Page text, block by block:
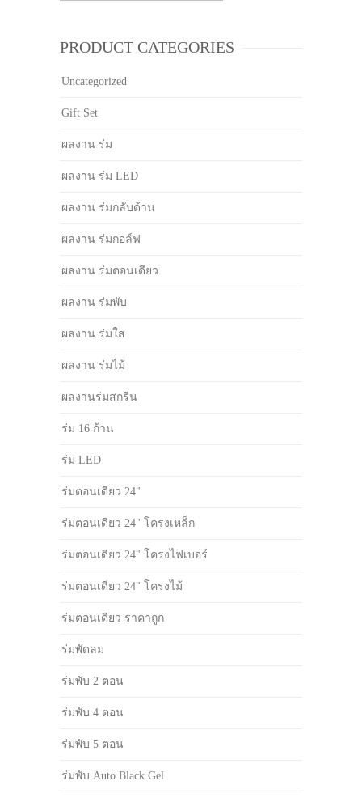
PRODUCT CATEGORIES
Uncategorized
Gift Set
ผลงาน ร่ม
ผลงาน ร่ม LED
ผลงาน ร่มกลับด้าน
ผลงาน ร่มกอล์ฟ
ผลงาน ร่มตอนเดียว
ผลงาน ร่มพับ
ผลงาน ร่มใส
ผลงาน ร่มไม้
ผลงานร่มสกรีน
ร่ม 16 ก้าน
ร่ม LED
ร่มตอนเดียว 24"
ร่มตอนเดียว 24" โครงเหล็ก
ร่มตอนเดียว 24" โครงไฟเบอร์
ร่มตอนเดียว 24" โครงไม้
ร่มตอนเดียว ราคาถูก
ร่มพัดลม
ร่มพับ 2 ตอน
ร่มพับ 4 ตอน
ร่มพับ 5 ตอน
ร่มพับ Auto Black Gel